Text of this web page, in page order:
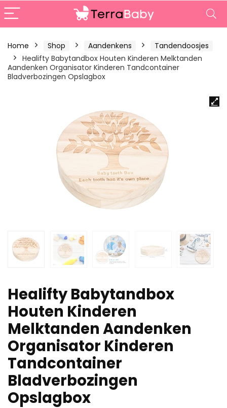
Home Shop Aandenkens
Tandendoosjes
Healifty Babytandbox Houten Kinderen Melktanden
Aandenken Organisator Kinderen Tandcontainer
Bladverbozingen Opslagbox
Healifty Babytandbox
Houten Kinderen
Melktanden Aandenken
Organisator Kinderen
Tandcontainer
Bladverbozingen
Opslagbox